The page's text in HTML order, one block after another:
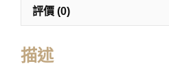
評價 (0)
描述